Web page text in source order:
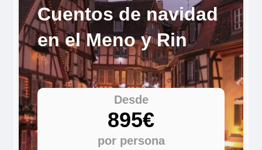
Cuentos de navidad
en el Meno y Rin
Desde
895€
por persona